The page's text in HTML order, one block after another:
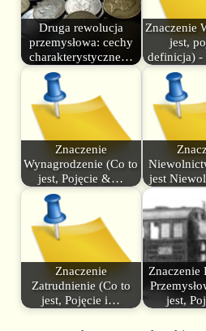
Druga rewolucja
przemysłowa: cechy
charakterystyczne…
Znaczenie
jest,
definicja) -
Znaczenie
Wynagrodzenie (Co to
jest, Pojęcie &…
jest
Znaczenie
Zatrudnienie (Co to
jest, Pojęcie i…
Znaczenie
jest,